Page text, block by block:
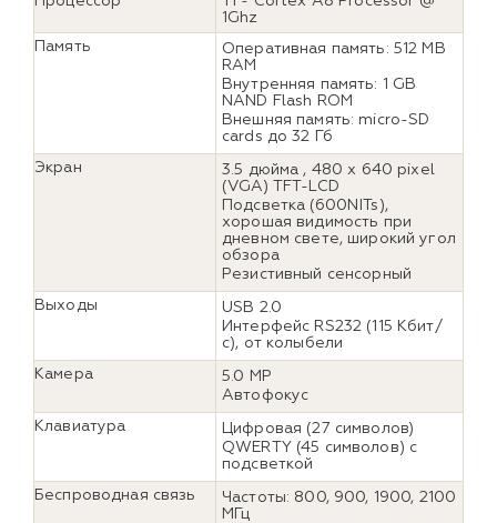
1Ghz
Память
Оперативная память: 512 MB
RAM
Внутренняя память: 1 GB
NAND Flash ROM
Внешняя память: micro-SD
cards до 32 Гб
Экран
3.5 дюйма , 480 x 640 pixel
(VGA) TFT-LCD
Подсветка (600NITs),
хорошая видимость при
дневном свете, широкий угол
обзора
Резистивный сенсорный
Выходы
USB 2.0
Интерфейс RS232 (115 Кбит/
с), от колыбели
Камера
5.0 MP
Автофокус
Клавиатура
Цифровая (27 символов)
QWERTY (45 символов) с
подсветкой
Беспроводная связь
Частоты: 800, 900, 1900, 2100
МГц